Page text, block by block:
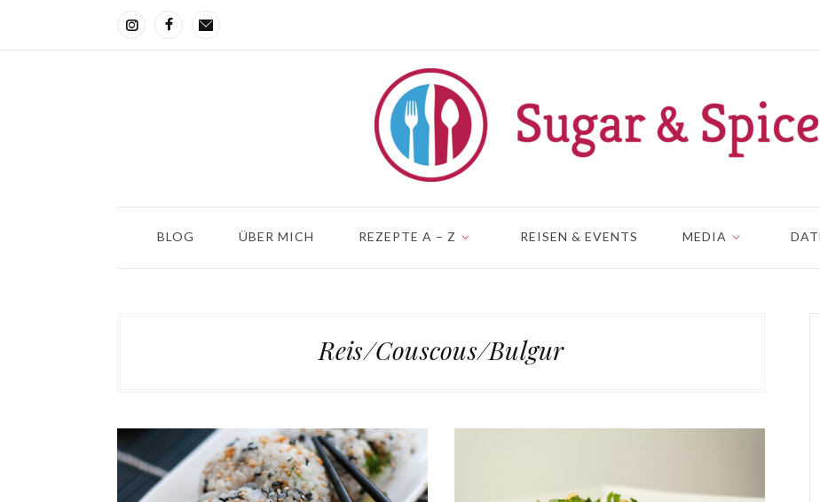
BLOG ÜBER MICH REZEPTE A – Z REISEN & EVENTS MEDIA
Reis/Couscous/Bulgur